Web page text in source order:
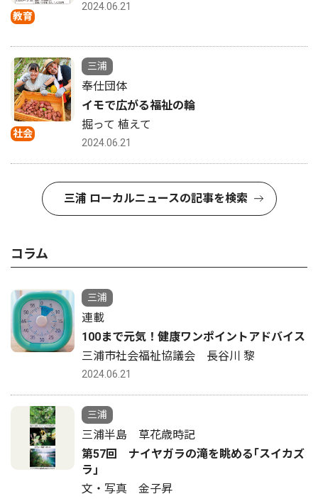
教育
2024.06.21
社会
三浦
奉仕団体
イモで広がる福祉の輪
掘って 植えて
2024.06.21
三浦 ローカルニュースの記事を検索
コラム
三浦
連載
100まで元気！健康ワンポイントアドバイス
三浦市社会福祉協議会 長谷川 黎
2024.06.21
三浦
三浦半島 草花歳時記
第57回 ナイヤガラの滝を眺める｢スイカズ
ラ｣
文・写真 金子昇